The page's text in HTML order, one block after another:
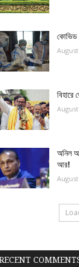
কোভিড
অনিল
আর!